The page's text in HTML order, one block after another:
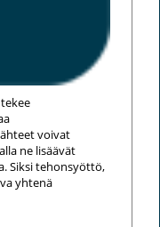
voivat
ne lisäävät
Siksi tehonsyöttö,
yhtenä